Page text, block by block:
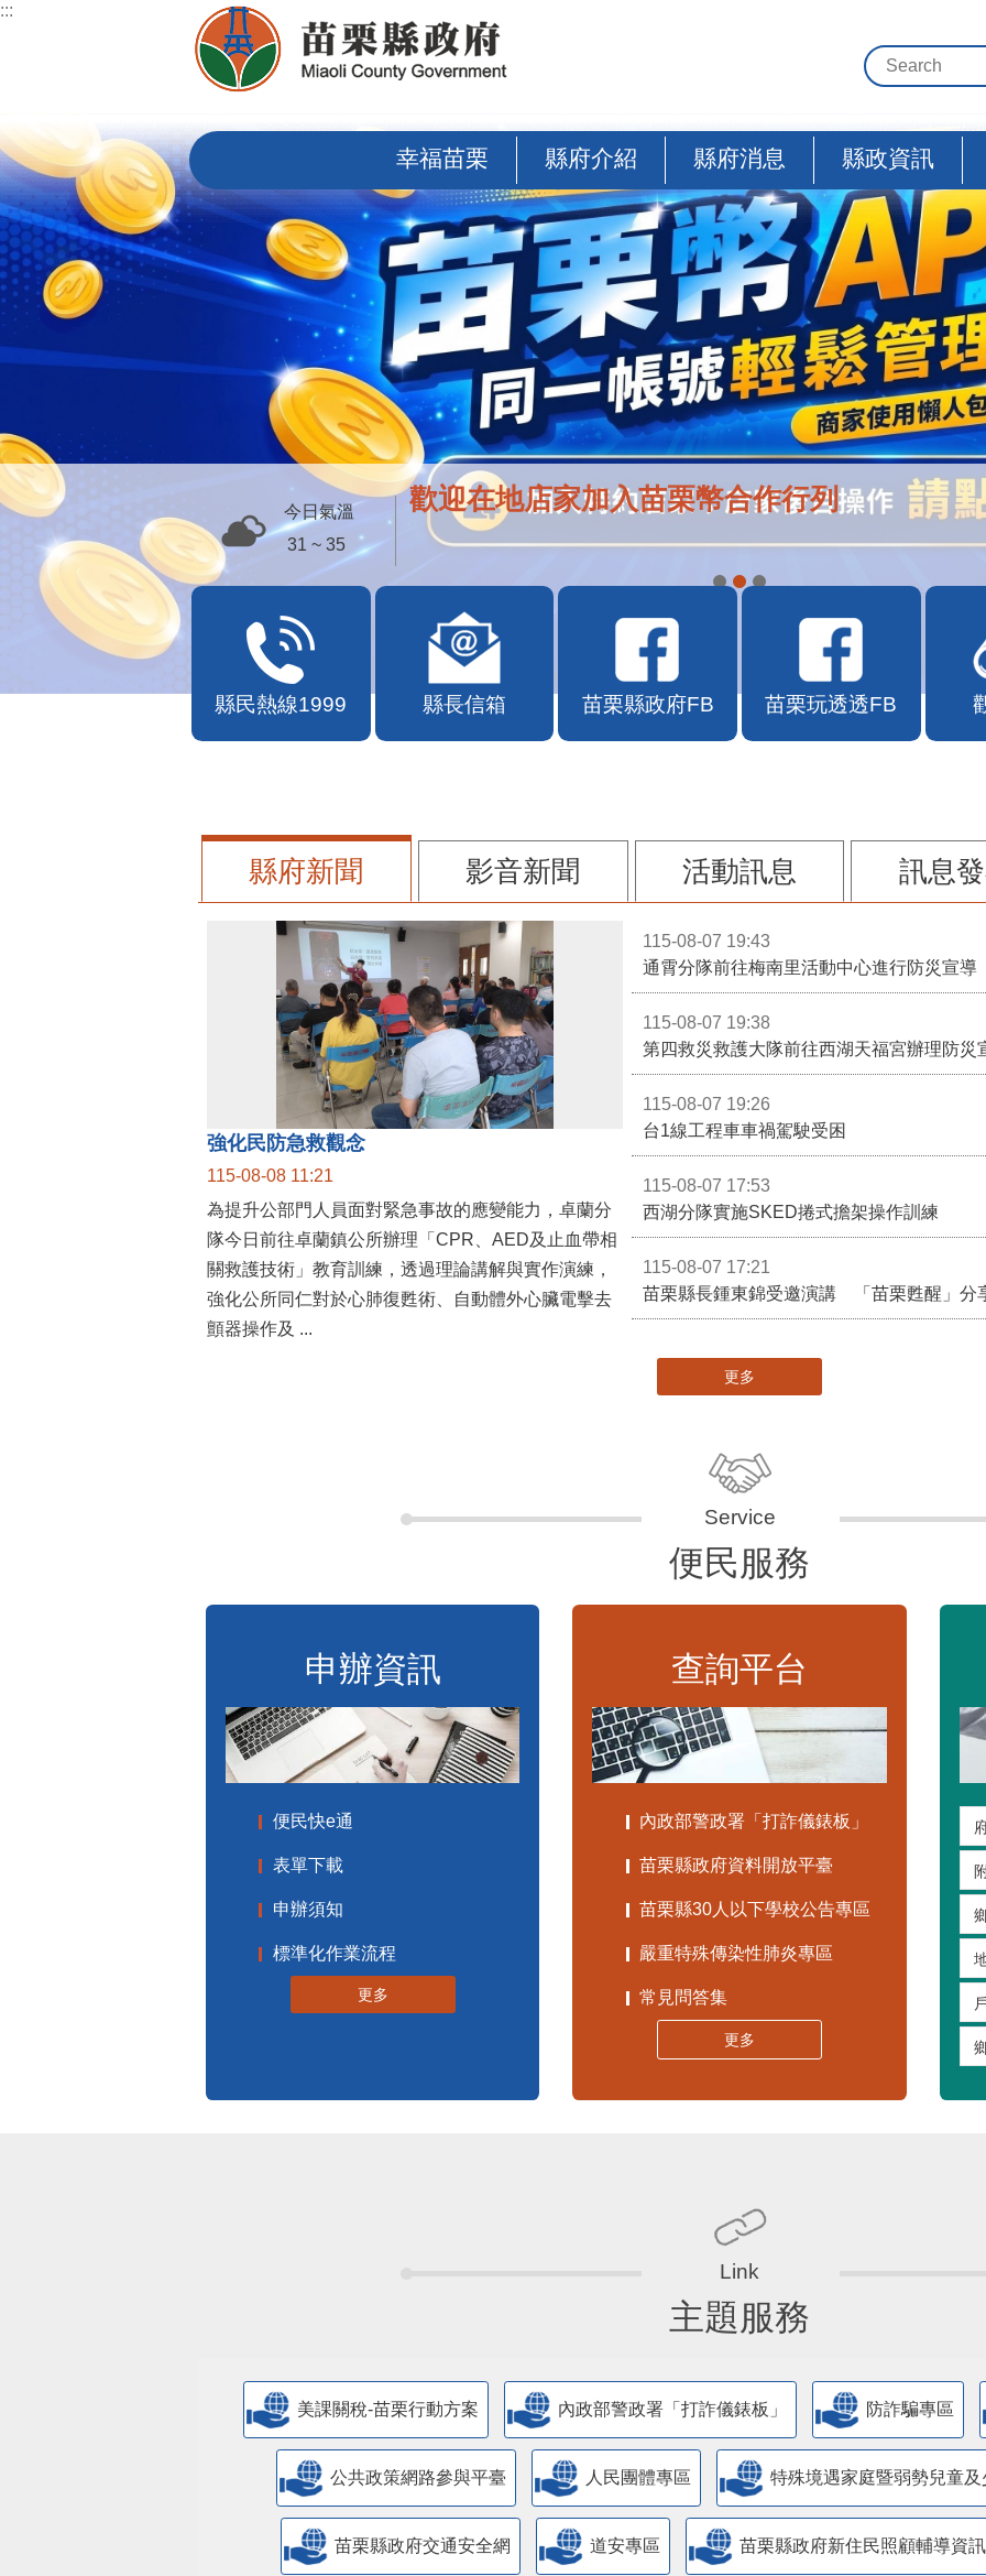
跳到主要內容區塊
:::
幸福苗栗 縣府介紹 縣府消息 縣政資訊
歡迎在地店家加入苗栗幣合作行列
今日氣溫
31 ~ 35
縣民熱線1999 縣長信箱 苗栗縣政府FB 苗栗玩透透FB
縣府新聞 影音新聞 活動訊息 訊息
強化民防急救觀念
115-08-08 11:21
為提升公部門人員面對緊急事故的應變能力，卓蘭分
隊今日前往卓蘭鎮公所辦理「CPR、AED及止血帶相
關救護技術」教育訓練，透過理論講解與實作演練，
強化公所同仁對於心肺復甦術、自動體外心臟電擊去
115-08-07 19:43
通霄分隊前往梅南里活動中心進行防災宣導
115-08-07 19:38
第四救災救護大隊前往西湖天福宮辦理防災
115-08-07 19:26
台1線工程車車禍駕駛受困
115-08-07 17:53
西湖分隊實施SKED捲式擔架操作訓練
115-08-07 17:21
苗栗縣長鍾東錦受邀演講 「苗栗甦醒」分
更多
便民服務
申辦資訊
便民快e通
表單下載
申辦須知
標準化作業流程
更多
查詢平台
內政部警政署「打詐儀錶板」
苗栗縣政府資料開放平臺
苗栗縣30人以下學校公告專區
嚴重特殊傳染性肺炎專區
常見問答集
更多
主題服務
美課關稅-苗栗行動方案 內政部警政署「打詐儀錶板」 防詐騙專區
公共政策網路參與平臺 人民團體專區 特殊境遇家庭暨弱勢兒童
苗栗縣政府交通安全網 道安專區 苗栗縣政府新住民照顧輔導資